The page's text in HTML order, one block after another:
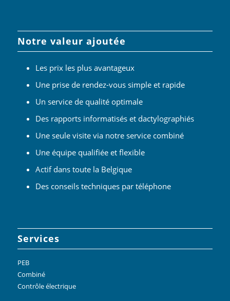
Notre valeur ajoutée
Les prix les plus avantageux
Une prise de rendez-vous simple et rapide
Un service de qualité optimale
Des rapports informatisés et dactylographiés
Une seule visite via notre service combiné
Une équipe qualifiée et flexible
Actif dans toute la Belgique
Des conseils techniques par téléphone
Services
PEB
Combiné
Contrôle électrique